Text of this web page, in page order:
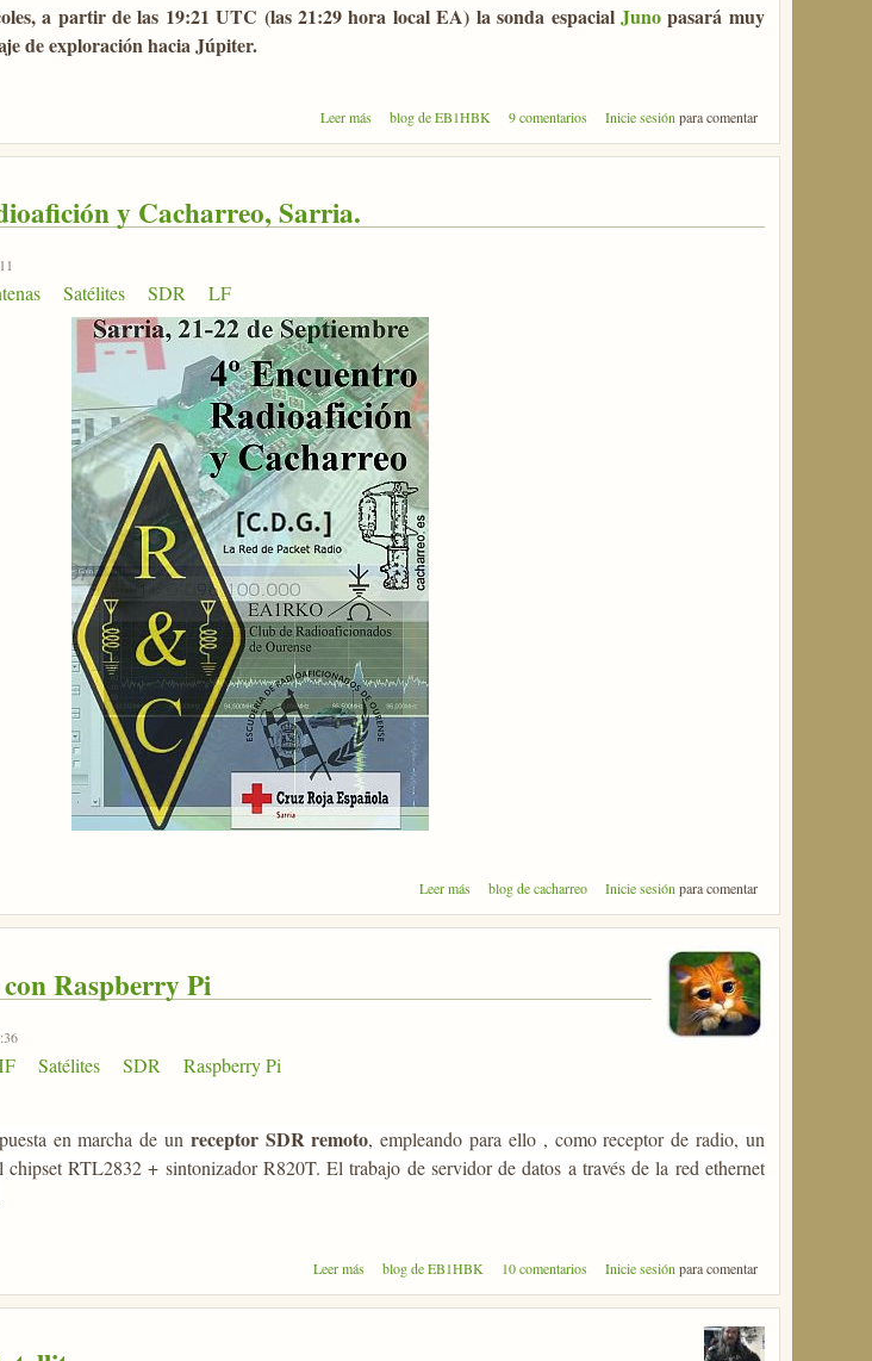
a partir de las 19:21 UTC (las 21:29 hora local EA) la sonda espacial Junopasará muy
de exploración hacia Júpiter.
Leer más sobre Di "HI" a Juno
blog de EB1HBK 9 comentarios Inicie sesión para comentar
y Cacharreo, Sarria.
Satélites SDR LF
Leer más sobre Cuarto Encuentro Radioafición y Cacharreo,
blog de cacharreo Inicie sesiónpara comentar
Raspberry Pi
Satélites SDR Raspberry Pi
en marcha de un receptor SDR remoto, empleando para ello , como receptor de radio, un
RTL2832 + sintonizador R820T. El trabajo de servidor de datos a través de la red ethernet
Leer más sobre Receptor SDR remoto con Raspberry Pi
blog de EB1HBK 10 comentarios Inicie sesión para comentar